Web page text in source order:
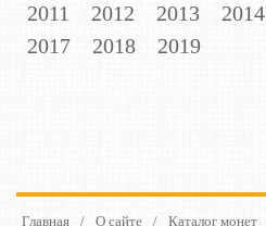
2011
2012 2013 2014
2017
2018 2019
Главная / О сайте / Каталог монет